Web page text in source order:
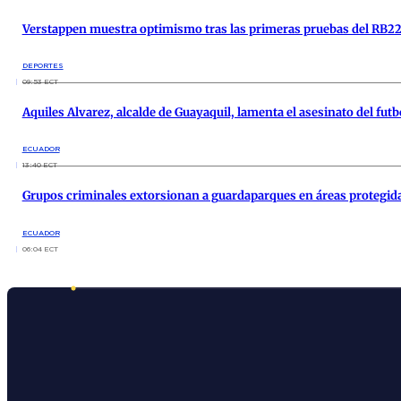
Verstappen muestra optimismo tras las primeras pruebas del
DEPORTES
09:53 ECT
Aquiles Alvarez, alcalde de Guayaquil, lamenta el asesinato del
ECUADOR
13:40 ECT
Grupos criminales extorsionan a guardaparques en áreas
ECUADOR
06:04 ECT